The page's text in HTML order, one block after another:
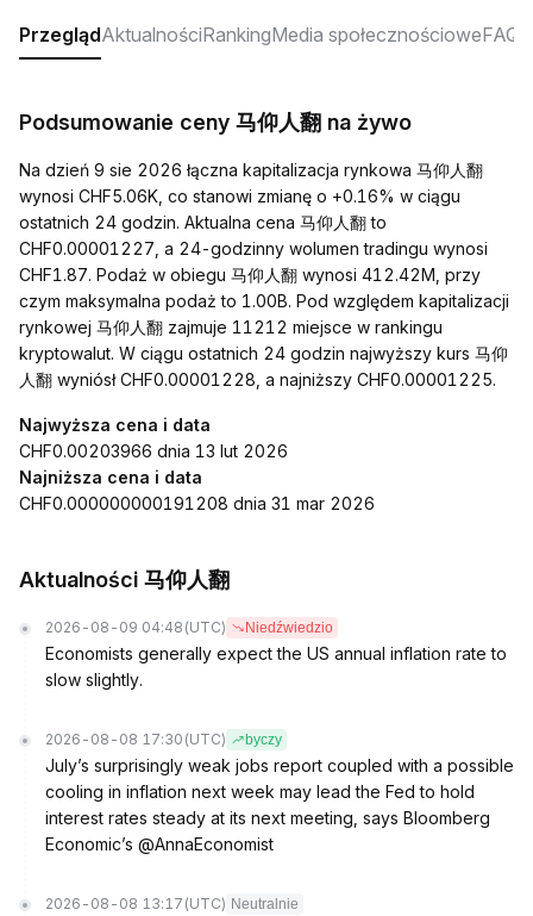
PrzeglądAktualnościRankingMedia społecznościoweFAQ
Podsumowanie ceny 马仰人翻 na żywo
Na dzień 9 sie 2026 łączna kapitalizacja rynkowa 马仰人翻
wynosi CHF5.06K, co stanowi zmianę o +0.16% w ciągu
ostatnich 24 godzin. Aktualna cena 马仰人翻 to
CHF0.00001227, a 24-godzinny wolumen tradingu wynosi
CHF1.87. Podaż w obiegu 马仰人翻 wynosi 412.42M, przy
czym maksymalna podaż to 1.00B. Pod względem kapitalizacji
rynkowej 马仰人翻 zajmuje 11212 miejsce w rankingu
kryptowalut. W ciągu ostatnich 24 godzin najwyższy kurs 马仰
人翻 wyniósł CHF0.00001228, a najniższy CHF0.00001225.
Najwyższa cena i data
CHF0.00203966 dnia 13 lut 2026
Najniższa cena i data
CHF0.000000000191208 dnia 31 mar 2026
Aktualności 马仰人翻
2026-08-09 04:48 (UTC) Niedźwiedzio
Economists generally expect the US annual inflation rate to
slow slightly.
2026-08-08 17:30 (UTC) byczy
July’s surprisingly weak jobs report coupled with a possible
cooling in inflation next week may lead the Fed to hold
interest rates steady at its next meeting, says Bloomberg
Economic’s @AnnaEconomist
2026-08-08 13:17 (UTC) Neutralnie